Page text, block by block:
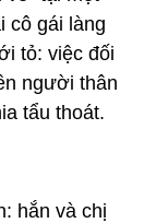
cô gái làng
tỏ: việc đối
người thân
tẩu thoát.
hắn và chị